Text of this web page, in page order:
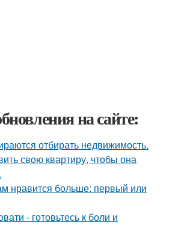
на сайте:
отбирать недвижимость.
свою квартиру, чтобы она
нравится больше: первый или
- готовьтесь к боли и